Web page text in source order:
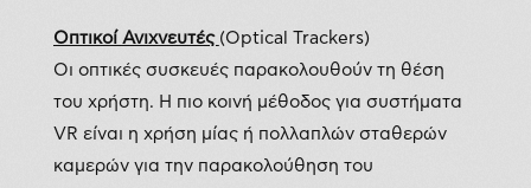
Οπτικοί Ανιχνευτές (Optical Trackers)
Οι οπτικές συσκευές παρακολουθούν τη θέση
του χρήστη. Η πιο κοινή μέθοδος για συστήματα
VR είναι η χρήση μίας ή πολλαπλών σταθερών
καμερών για την παρακολούθηση του